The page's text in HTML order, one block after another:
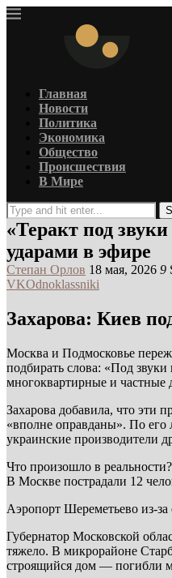
Главная
Новости
Политика
Экономика
Общество
Происшествия
В Мире
«Теракт под
ударами в эфире
Степан Орлов 18 мая, 2026 9
VKOdnoklassniki
Захарова: Киев
Москва и Подмосковье
подбирать слова: «Под
многоквартирные и частные
Захарова добавила, что эти
«вполне оправданы». По его
украинские производители
Что произошло в
В Москве пострадали 12
Аэропорт Шереметьево из-
Губернатор Московской
тяжело. В микрорайоне
строящийся дом — погибли